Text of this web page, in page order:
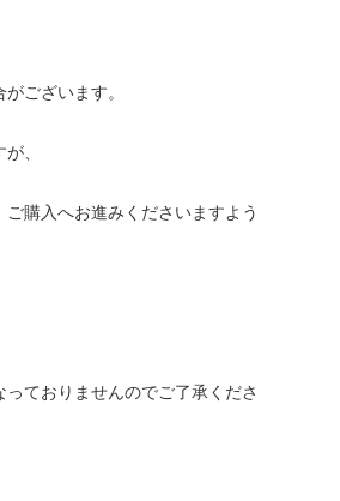
ございます。
、
購入へお進みくださいますよう
ておりませんのでご了承くださ